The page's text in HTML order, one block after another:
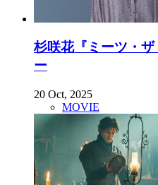
杉咲花『ミーツ・
ー
20 Oct, 2025
MOVIE